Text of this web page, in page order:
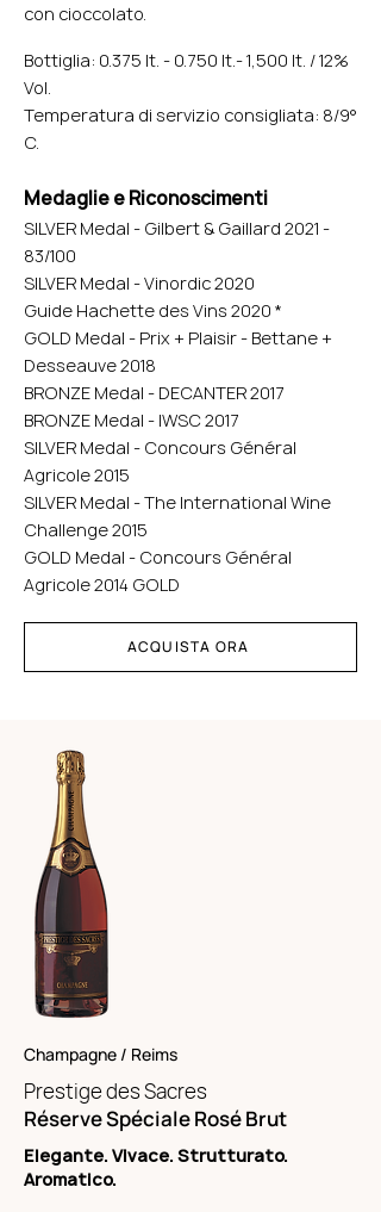
con cioccolato.
Bottiglia: 0.375 lt. - 0.750 lt.- 1,500 lt. /12%
Vol.
Temperatura di servizio consigliata: 8/9°
C.
Medaglie e Riconoscimenti
SILVER Medal - Gilbert & Gaillard 2021 -
83/100
SILVER Medal - Vinordic 2020
Guide Hachette des Vins 2020 *
GOLD Medal - Prix + Plaisir - Bettane +
Desseauve 2018
BRONZE Medal - DECANTER 2017
BRONZE Medal - IWSC 2017
SILVER Medal - Concours Général
Agricole 2015
SILVER Medal - The International Wine
Challenge 2015
GOLD Medal - Concours Général
Agricole 2014 GOLD
ACQUISTA ORA
Champagne / Reims
Prestige des Sacres
Réserve Spéciale Rosé Brut
Elegante. Vivace. Strutturato.
Aromatico.